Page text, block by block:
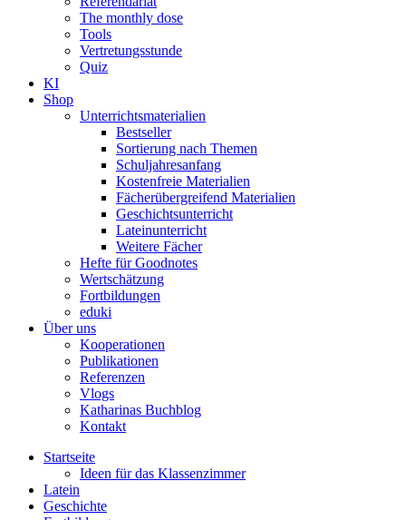
The monthly dose
Tools
Vertretungsstunde
Quiz
KI
Shop
Unterrichtsmaterialien
Bestseller
Sortierung nach Themen
Schuljahresanfang
Kostenfreie Materialien
Fächerübergreifend Materialien
Geschichtsunterricht
Lateinunterricht
Weitere Fächer
Hefte für Goodnotes
Wertschätzung
Fortbildungen
eduki
Über uns
Kooperationen
Publikationen
Referenzen
Vlogs
Katharinas Buchblog
Kontakt
Startseite
Ideen für das Klassenzimmer
Latein
Geschichte